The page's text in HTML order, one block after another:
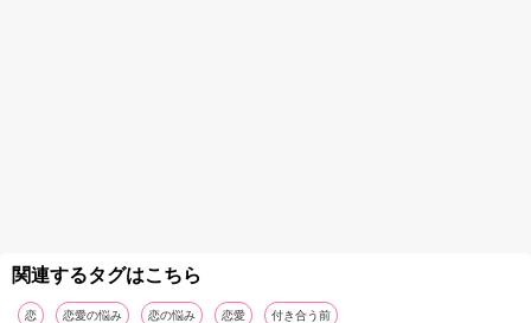
関連するタグはこちら
恋 恋愛の悩み 恋の悩み 恋愛 付き合う前